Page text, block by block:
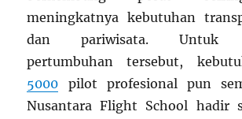
meningkatnya kebutuhan
dan pariwisata. Untuk
pertumbuhan tersebut,
5000 pilot profesional pun
Nusantara Flight School hadir